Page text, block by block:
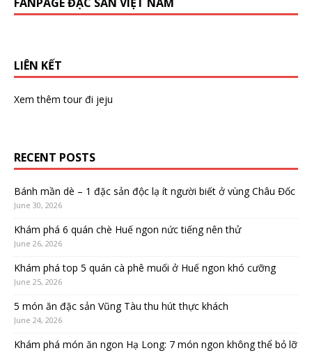
LIÊN KẾT
Xem thêmtour đi jeju
RECENT POSTS
Bánh mần dè – 1 đặc sản độc lạ ít người biết ở vùng Châu Đốc
June 30, 2026
Khám phá 6 quán chè Huế ngon nức tiếng nên thử
June 26, 2026
Khám phá top 5 quán cà phê muối ở Huế ngon khó cưỡng
June 25, 2026
5 món ăn đặc sản Vũng Tàu thu hút thực khách
June 24, 2026
Khám phá món ăn ngon Hạ Long: 7 món ngon không thể bỏ lỡ